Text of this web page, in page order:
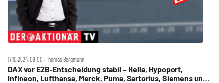
17.10.2024, 09:00 ‧ Thomas Bergmann
DAX vor EZB‑Entscheidung stabil – Hella, Hypoport,
Infineon, Lufthansa, Merck, Puma, Sartorius, Siemens und